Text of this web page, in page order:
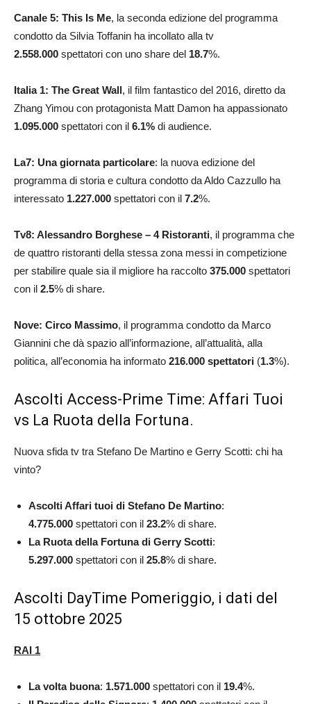
Canale 5: This Is Me, la seconda edizione del programma
condotto da Silvia Toffanin ha incollato alla tv
2.558.000 spettatori con uno share del 18.7%.
Italia 1: The Great Wall, il film fantastico del 2016, diretto da
Zhang Yimou con protagonista Matt Damon ha appassionato
1.095.000 spettatori con il 6.1% di audience.
La7: Una giornata particolare: la nuova edizione del
programma di storia e cultura condotto da Aldo Cazzullo ha
interessato 1.227.000 spettatori con il 7.2%.
Tv8: Alessandro Borghese – 4 Ristoranti, il programma che
de quattro ristoranti della stessa zona messi in competizione
per stabilire quale sia il migliore ha raccolto 375.000 spettatori
con il 2.5% di share.
Nove: Circo Massimo, il programma condotto da Marco
Giannini che dà spazio all’informazione, all’attualità, alla
politica, all’economia ha informato 216.000 spettatori (1.3%).
Ascolti Access-Prime Time: Affari Tuoi
vs La Ruota della Fortuna.
Nuova sfida tv tra Stefano De Martino e Gerry Scotti: chi ha
vinto?
Ascolti Affari tuoi di Stefano De Martino:
4.775.000 spettatori con il 23.2% di share.
La Ruota della Fortuna di Gerry Scotti:
5.297.000 spettatori con il 25.8% di share.
Ascolti DayTime Pomeriggio, i dati del
15 ottobre 2025
RAI 1
La volta buona: 1.571.000 spettatori con il 19.4%.